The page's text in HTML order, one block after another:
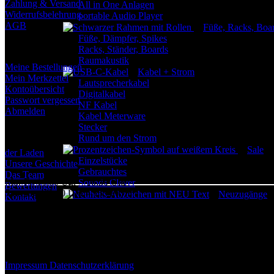
All in One Anlagen
portable Audio Player
Füße, Racks,
Füße, Dämpfer, Spikes
Racks, Ständer, Boards
Raumakustik
Kabel + Strom
Lautsprecherkabel
Digitalkabel
NF Kabel
Kabel Meterware
Stecker
Rund um den Strom
Sale
Einzelstücke
Gebrauchtes
Sounds Clever
Neuzugänge
Zahlung & Versand
Widerrufsbelehrung
AGB
Meine Bestellungen
Mein Merkzettel
Kontoübersicht
Passwort vergessen
Abmelden
der Laden
Unsere Geschichte
Das Team
Bewertungen
Kontakt
Mo.-Fr. 10:00 Uhr – 18:30 Uhr
Samstags 10:00 Uhr – 15:00 Uhr
Impressum Datenschutzerklärung